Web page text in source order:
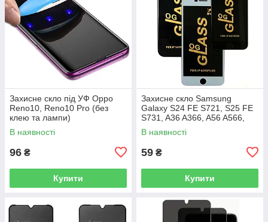
Захисне скло під УФ Oppo
Reno10, Reno10 Pro (без
клею та лампи)
В наявності
96 ₴
Купити
Захисне скло Samsung
Galaxy S24 FE S721, S25 FE
S731, A36 A366, A56 A566,
M56 M566 (Full Glue)
В наявності
59 ₴
Купити